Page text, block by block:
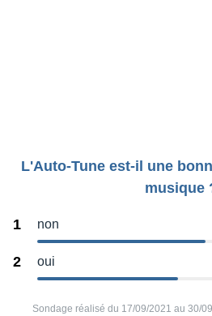
L'Auto-Tune est-il une
musique
1 non
2 oui
Sondage réalisé du 17/09/2021 au 30/